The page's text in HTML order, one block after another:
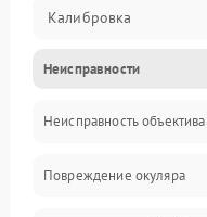
Калибровка
Механика
Электропитание
Электроника
Неисправности
Неисправность объектива
Повреждение окуляра